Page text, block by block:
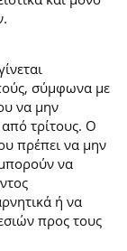
σύμφωνα με
να μην
τρίτους. Ο
πρέπει να μην
να
ή να
προς τους